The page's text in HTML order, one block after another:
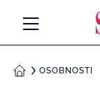
DOMŮOSOBNOSTI